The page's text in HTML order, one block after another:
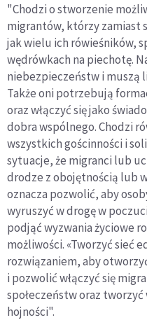
"Chodzi o stworzenie
migrantów, którzy zamiast
jak wielu ich rówieśników,
wędrówkach na piechotę.
niebezpieczeństw i muszą
Także oni potrzebują
oraz włączyć się jako
dobra wspólnego. Chodzi
wszystkich gościnności i
sytuacje, że migranci lub
drodze z obojętnością lub
oznacza pozwolić, aby
wyruszyć w drogę w
podjąć wyzwania życiowe
możliwości. «Tworzyć sieć
rozwiązaniem, aby
i pozwolić włączyć się
społeczeństw oraz
hojności".